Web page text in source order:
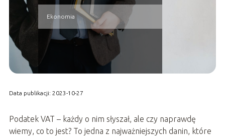
Ekonomia
Data publikacji: 2023-10-27
Podatek VAT – każdy o nim słyszał, ale czy naprawdę
wiemy, co to jest? To jedna z najważniejszych danin, które